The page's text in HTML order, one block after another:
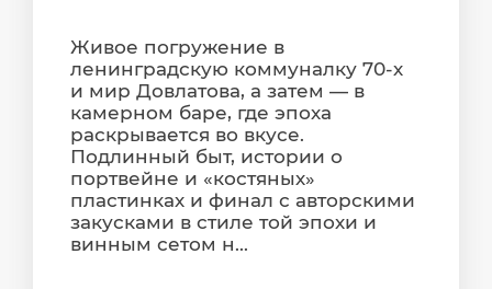
Живое погружение в
ленинградскую коммуналку 70-х
и мир Довлатова, а затем — в
камерном баре, где эпоха
раскрывается во вкусе.
Подлинный быт, истории о
портвейне и «костяных»
пластинках и финал с авторскими
закусками в стиле той эпохи и
винным сетом н...